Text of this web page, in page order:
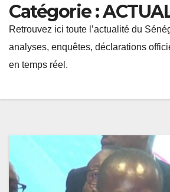
Catégorie :
Retrouvez ici toute l’actualité du
analyses, enquêtes, déclarations
en temps réel.